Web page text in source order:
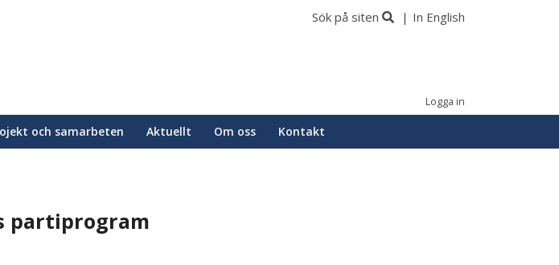
Sök på siten In English
Logga in
och samarbeten Aktuellt Om oss Kontakt
partiprogram